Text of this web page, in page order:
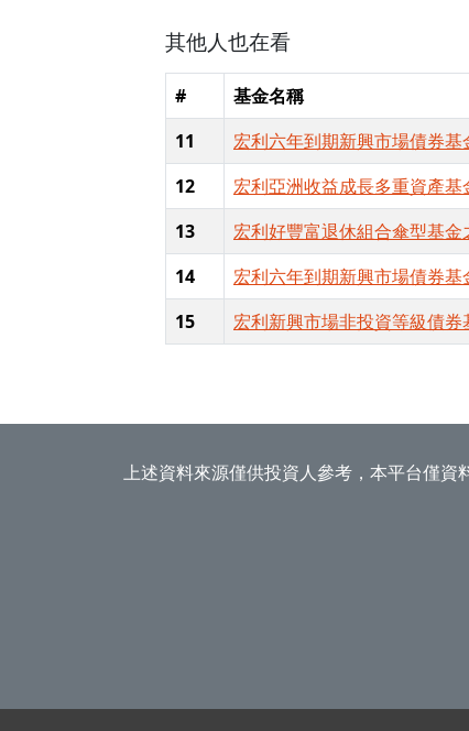
其他人也在看
# 基金名稱
11
宏利六年到期新興市場債券
12
宏利亞洲收益成長多重資產
13
宏利好豐富退休組合傘型基
14
宏利六年到期新興市場債券
15
宏利新興市場非投資等級債
上述資料來源僅供投資人參考，本平台僅資